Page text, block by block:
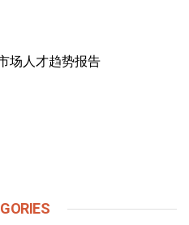
场人才趋势报告